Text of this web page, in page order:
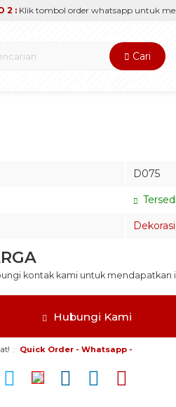
:Klik tombol order whatsapp untuk
Cari
D075
Dekorasi
kontak kami untuk mendapatkan
Hubungi Kami
Quick Order - Whatsapp -